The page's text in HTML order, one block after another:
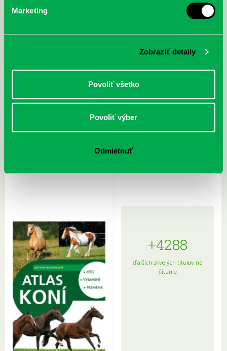
Marketing
Zobraziť detaily
Povoliť všetko
Povoliť výber
Odmietnuť
Rudź, Przemyslaw: Atlas hviezd:
Sprievodca po hviezdnej oblohe
Hardy, Paula: Japonsko na tanieri:
kompletný sprievodca
+4288
ďalších skvelých titulov na
čítanie